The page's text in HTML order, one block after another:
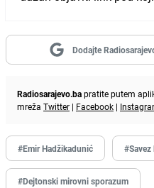
Dodajte
Radiosarajevo.bapratite putem
mreža Twitter | Facebook |
#Emir Hadžikadunić
#Dejtonski mirovni sporazum